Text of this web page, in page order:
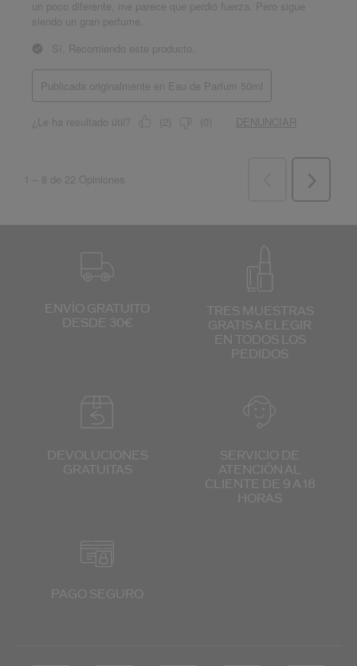
ENVÍO GRATUITO
DESDE 30€
TRES MUESTRAS
GRATIS A ELEGIR
EN TODOS
LOS
PEDIDOS
DEVOLUCIONES
GRATUITAS
SERVICIO DE
ATENCIÓN AL
CLIENTE DE 9 A 18
HORAS
PAGO SEGURO